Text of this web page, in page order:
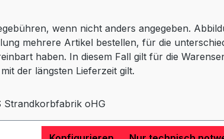
wenn nicht anders angegeben.
mehrere Artikel bestellen, für die
haben. In diesem Fall gilt für die
der längsten Lieferzeit gilt.
Strandkorbfabrik oHG